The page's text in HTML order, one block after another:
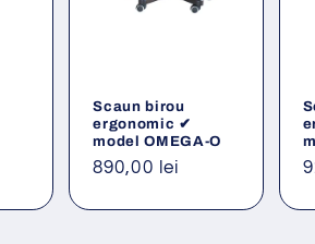
Scaun birou
ergonomic ✔
model OMEGA-O
Preț
890,00 lei